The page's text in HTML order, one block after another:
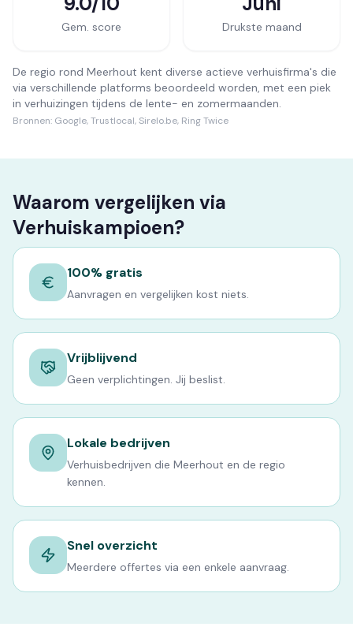
Gem. score Drukste maand
De regio rond Meerhout kent diverse actieve verhuisfirma's die
via verschillende platforms beoordeeld worden, met een piek
in verhuizingen tijdens de lente- en zomermaanden.
Bronnen: Google, Trustlocal, Sirelo.be, Ring Twice
Waarom vergelijken via
Verhuiskampioen?
100% gratis
Aanvragen en vergelijken kost niets.
Vrijblijvend
Geen verplichtingen. Jij beslist.
Lokale bedrijven
Verhuisbedrijven die Meerhout en de regio
kennen.
Snel overzicht
Meerdere offertes via een enkele aanvraag.